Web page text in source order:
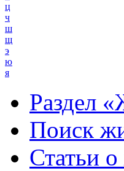
ц
ч
ш
щ
э
ю
я
Раздел
Поиск
Статьи